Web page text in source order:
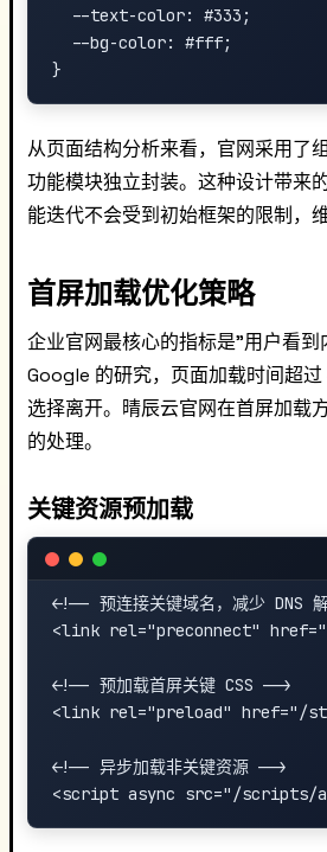
  --text-color: #333;
  --bg-color: #fff;
从页面结构分析来看，官网采用了
功能模块独立封装。这种设计带来
能迭代不会受到初始框架的限制，
首屏加载优化策略
企业官网最核心的指标是"用户看
Google 的研究，页面加载时间超
选择离开。晴辰云官网在首屏加载
的处理。
关键资源预加载
<!-- 预连接关键域名，减少 DNS
<link rel="preconnect"
<!-- 预加载首屏关键 CSS -->
<link rel="preload" href="/
<!-- 异步加载非关键资源 -->